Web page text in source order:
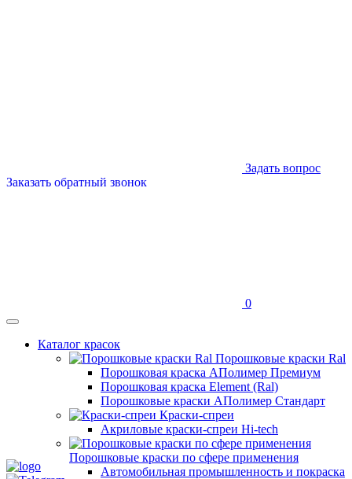
Задать вопрос
Заказать обратный звонок
0
Каталог красок
Порошковые краски Ral
Порошковая краска АПолимер Премиум
Порошковая краска Element (Ral)
Порошковые краски АПолимер Стандарт
Краски-спреи
Акриловые краски-спреи Hi-tech
Порошковые краски по сфере применения
Автомобильная промышленность и покраска